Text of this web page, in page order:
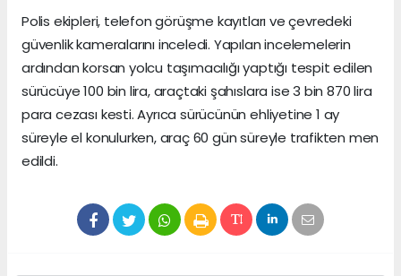
Polis ekipleri, telefon görüşme kayıtları ve çevredeki
güvenlik kameralarını inceledi. Yapılan incelemelerin
ardından korsan yolcu taşımacılığı yaptığı tespit edilen
sürücüye 100 bin lira, araçtaki şahıslara ise 3 bin 870 lira
para cezası kesti. Ayrıca sürücünün ehliyetine 1 ay
süreyle el konulurken, araç 60 gün süreyle trafikten men
edildi.